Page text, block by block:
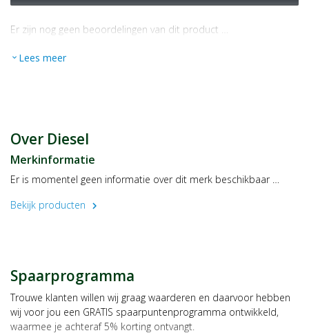
Er zijn nog geen beoordelingen van dit product …
expand_more Lees meer
Over Diesel
Merkinformatie
Er is momentel geen informatie over dit merk beschikbaar …
Bekijk producten
chevron_right
Spaarprogramma
Trouwe klanten willen wij graag waarderen en daarvoor hebben
wij voor jou een GRATIS spaarpuntenprogramma ontwikkeld,
waarmee je achteraf 5% korting ontvangt.